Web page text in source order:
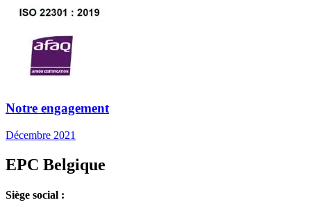
Notre engagement
Décembre 2021
EPC Belgique
Siège social :